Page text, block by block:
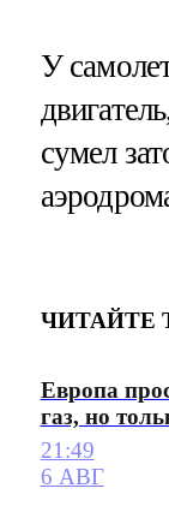
У
сумел
ЧИТАЙТЕ
Европа
газ, но
21:49
6 АВГ